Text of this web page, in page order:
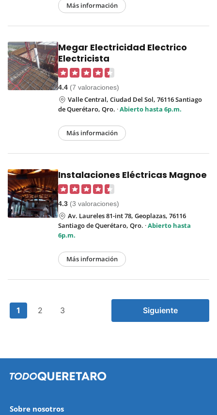
Más información
Megar Electricidad Electrico
Electricista
4.4 (7 valoraciones)
Valle Central, Ciudad Del Sol, 76116 Santiago
de Querétaro, Qro. ·Abierto hasta 6p.m.
Más información
Instalaciones Eléctricas Magnoe
4.3 (3 valoraciones)
Av. Laureles 81-int 78, Geoplazas, 76116
Santiago de Querétaro, Qro. ·Abierto hasta
6p.m.
Más información
1 2 3 Siguiente
Sobre nosotros